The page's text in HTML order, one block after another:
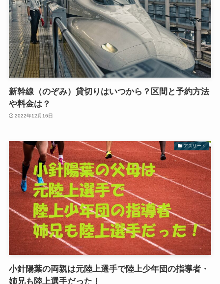
新幹線（のぞみ）貸切りはいつから？区間と予約方法
や料金は？
2022年12月16日
アスリート
小針陽葉の両親は元陸上選手で陸上少年団の指導者・
姉兄も陸上選手だった！